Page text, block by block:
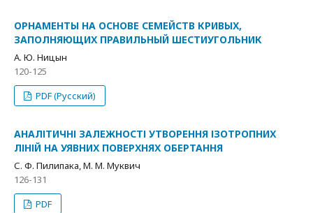
ОРНАМЕНТЫ НА ОСНОВЕ СЕМЕЙСТВ КРИВЫХ,
ЗАПОЛНЯЮЩИХ ПРАВИЛЬНЫЙ ШЕСТИУГОЛЬНИК
А. Ю. Ницын
120-125
PDF (Русский)
АНАЛІТИЧНІ ЗАЛЕЖНОСТІ УТВОРЕННЯ ІЗОТРОПНИХ
ЛІНІЙ НА УЯВНИХ ПОВЕРХНЯХ ОБЕРТАННЯ
С. Ф. Пилипака, М. М. Муквич
126-131
PDF